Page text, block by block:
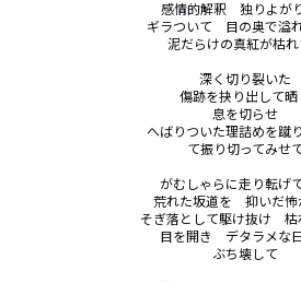
感情的解釈　独りよが
ギラついて　目の奥で溢
泥だらけの真紅が枯れ
深く切り裂いた
傷跡を抉り出して晒
息を切らせ
へばりついた理詰めを蹴
て振り切ってみせ
がむしゃらに走り転げ
荒れた坂道を　抑いだ怖
そぎ落として駆け抜け　
目を開き　デタラメな
ぶち壊して